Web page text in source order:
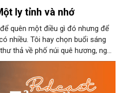
ly tỉnh và nhớ
quên một điều gì đó nhưng để
nhiều. Tôi hay chọn buổi sáng
thả về phố núi quê hương, ngồi
nắng điểm từng nhịp xuống
cánh cửa diệu kì của mình.